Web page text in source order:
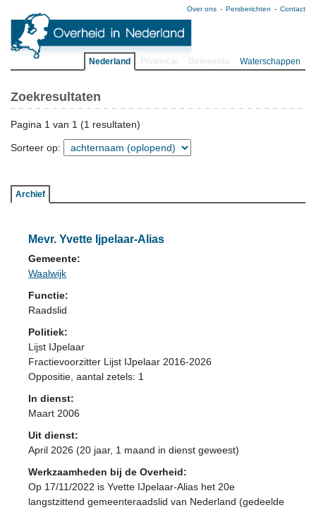
Over ons Persberichten Contact
Nederland Waterschappen
Zoekresultaten
Pagina 1 van 1 (1 resultaten)
Sorteer op:
Archief
Mevr. Yvette Ijpelaar-Alias
Gemeente:
Waalwijk
Functie:
Raadslid
Politiek:
Lijst IJpelaar
Fractievoorzitter Lijst IJpelaar 2016-2026
Oppositie , aantal zetels: 1
In dienst:
Maart 2006
Uit dienst:
April 2026 (20 jaar, 1 maand in dienst geweest)
Werkzaamheden bij de Overheid:
Op 17/11/2022 is Yvette IJpelaar-Alias het 20e
langstzittend gemeenteraadslid van Nederland (gedeelde